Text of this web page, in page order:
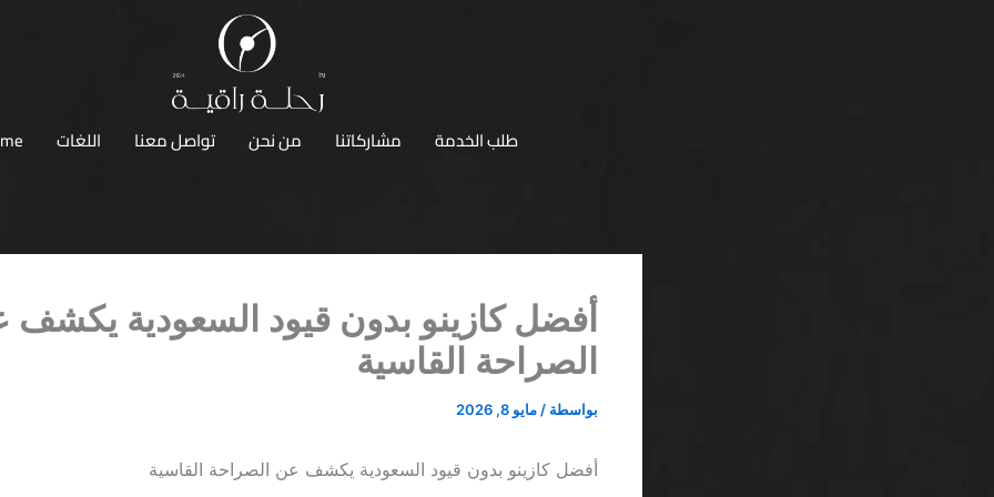
طلب الخدمة مشاركاتنا من نحن تواصل معنا اللغات
أفضل كازينو بدون قيود السعودية
الصراحة القاسية
بواسطة / مايو 8, 2026
أفضل كازينو بدون قيود السعودية يكشف عن الصراحة القاسية